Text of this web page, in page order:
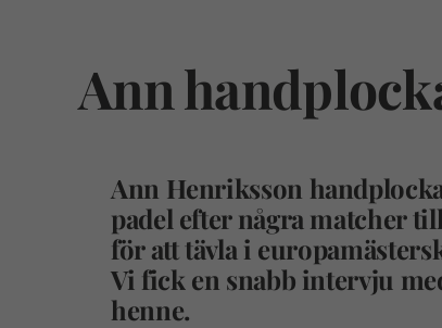
Ann
Ann Henriksson
padel efter några matcher
för att tävla i
Vi fick en snabb intervju
henne.